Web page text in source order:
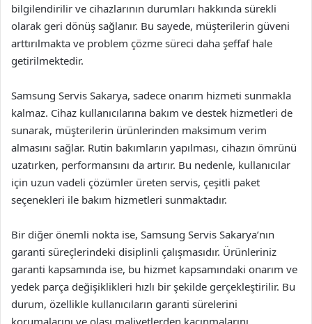
bilgilendirilir ve cihazlarının durumları hakkında sürekli
olarak geri dönüş sağlanır. Bu sayede, müşterilerin güveni
arttırılmakta ve problem çözme süreci daha şeffaf hale
getirilmektedir.
Samsung Servis Sakarya, sadece onarım hizmeti sunmakla
kalmaz. Cihaz kullanıcılarına bakım ve destek hizmetleri de
sunarak, müşterilerin ürünlerinden maksimum verim
almasını sağlar. Rutin bakımların yapılması, cihazın ömrünü
uzatırken, performansını da artırır. Bu nedenle, kullanıcılar
için uzun vadeli çözümler üreten servis, çeşitli paket
seçenekleri ile bakım hizmetleri sunmaktadır.
Bir diğer önemli nokta ise, Samsung Servis Sakarya’nın
garanti süreçlerindeki disiplinli çalışmasıdır. Ürünleriniz
garanti kapsamında ise, bu hizmet kapsamındaki onarım ve
yedek parça değişiklikleri hızlı bir şekilde gerçekleştirilir. Bu
durum, özellikle kullanıcıların garanti sürelerini
korumalarını ve olası maliyetlerden kaçınmalarını